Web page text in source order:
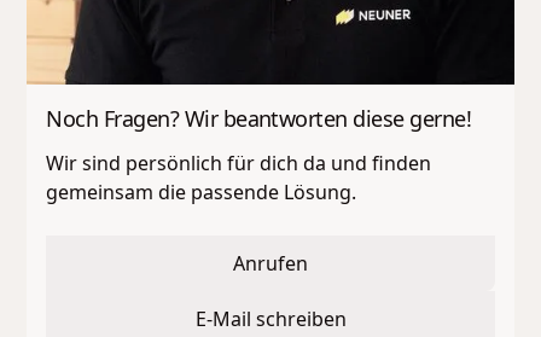
Noch Fragen? Wir beantworten diese gerne!
Wir sind persönlich für dich da und finden
gemeinsam die passende Lösung.
Anrufen
E-Mail schreiben